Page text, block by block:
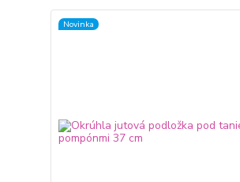
Novinka